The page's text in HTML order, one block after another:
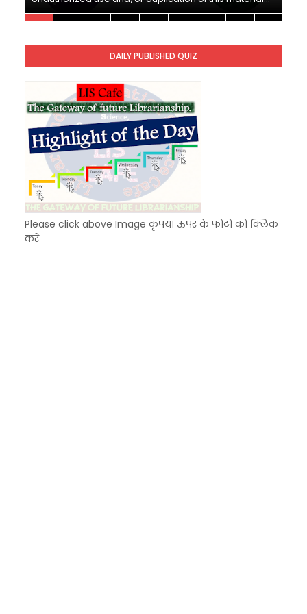
KVS Exam-Current Affairs Quiz (SET-9) in Hindi
DAILY PUBLISHED QUIZ
Please click above Image कृपया ऊपर के फोटो को क्लिक
करें